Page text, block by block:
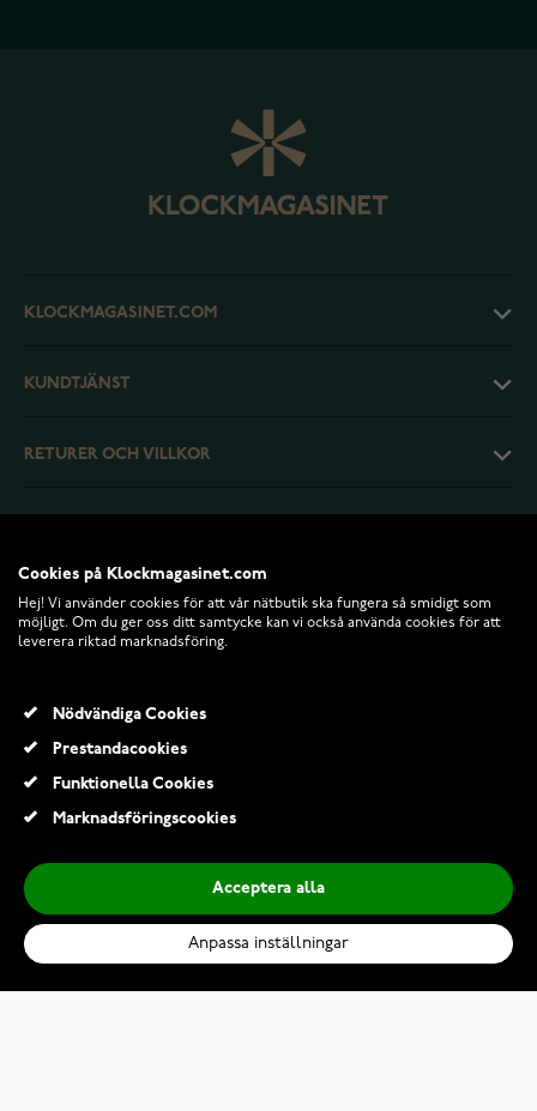
KLOCKMAGASINET.COM
KUNDTJÄNST
RETURER OCH VILLKOR
© 2026 Klockmagasinet.com
Cookies på Klockmagasinet.com
Hej! Vi använder cookies för att vår nätbutik ska fungera så smidigt som
möjligt. Om du ger oss ditt samtycke kan vi också använda cookies för att
leverera riktad marknadsföring.
Nödvändiga Cookies
Prestandacookies
Funktionella Cookies
Marknadsföringscookies
Acceptera alla
Anpassa inställningar